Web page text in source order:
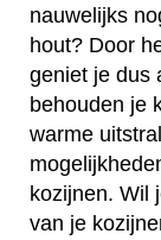
nauwelijks
hout? Door
geniet je dus
behouden je
warme
kozijnen. Wil
van je